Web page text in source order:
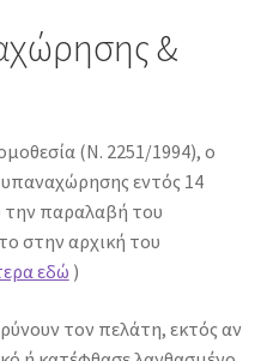
&
(Ν. 2251/1994), ο
εντός 14
παραλαβή του
στην αρχική του
εδώ )
τον πελάτη, εκτός αν